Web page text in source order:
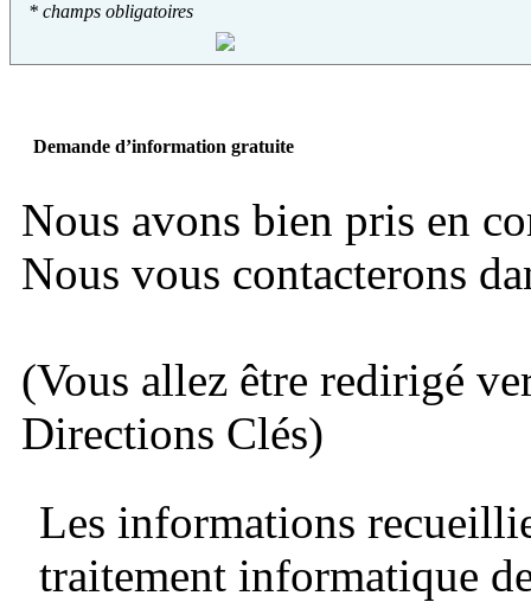
* champs obligatoires
Demande d’information gratuite
Nous avons bien pris en
Nous vous contacterons
(Vous allez être redirigé
Directions Clés)
Les informations
traitement informatique